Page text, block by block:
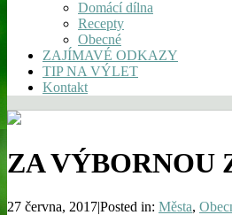
Domácí dílna
Recepty
Obecné
ZAJÍMAVÉ ODKAZY
TIP NA VÝLET
Kontakt
ZA VÝBORNOU
27 června, 2017|Posted in: Města,